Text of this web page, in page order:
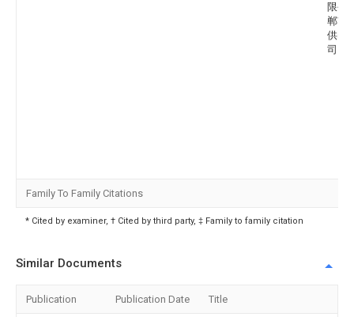
限公
郸市
供电
司
Family To Family Citations
* Cited by examiner, † Cited by third party, ‡ Family to family citation
Similar Documents
Publication Publication Date Title